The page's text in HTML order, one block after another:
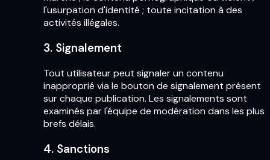
l'usurpation d'identité ; toute incitation à des
activités illégales.
3. Signalement
Tout utilisateur peut signaler un contenu
inapproprié via le bouton de signalement présent
sur chaque publication. Les signalements sont
examinés par l'équipe de modération dans les plus
brefs délais.
4. Sanctions